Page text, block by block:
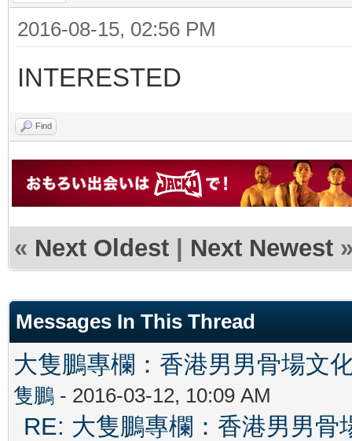
2016-08-15, 02:56 PM
INTERESTED
Find
« Next Oldest | Next Newest
Messages In This Thread
大隻鵬專欄：香港男男骨場文
隻鵬 - 2016-03-12, 10:09 AM
RE: 大隻鵬專欄：香港男男